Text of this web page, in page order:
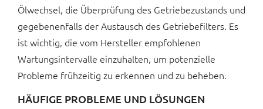
Ölwechsel, die Überprüfung des Getriebezustands und
gegebenenfalls der Austausch des Getriebefilters. Es
ist wichtig, die vom Hersteller empfohlenen
Wartungsintervalle einzuhalten, um potenzielle
Probleme frühzeitig zu erkennen und zu beheben.
HÄUFIGE PROBLEME UND LÖSUNGEN